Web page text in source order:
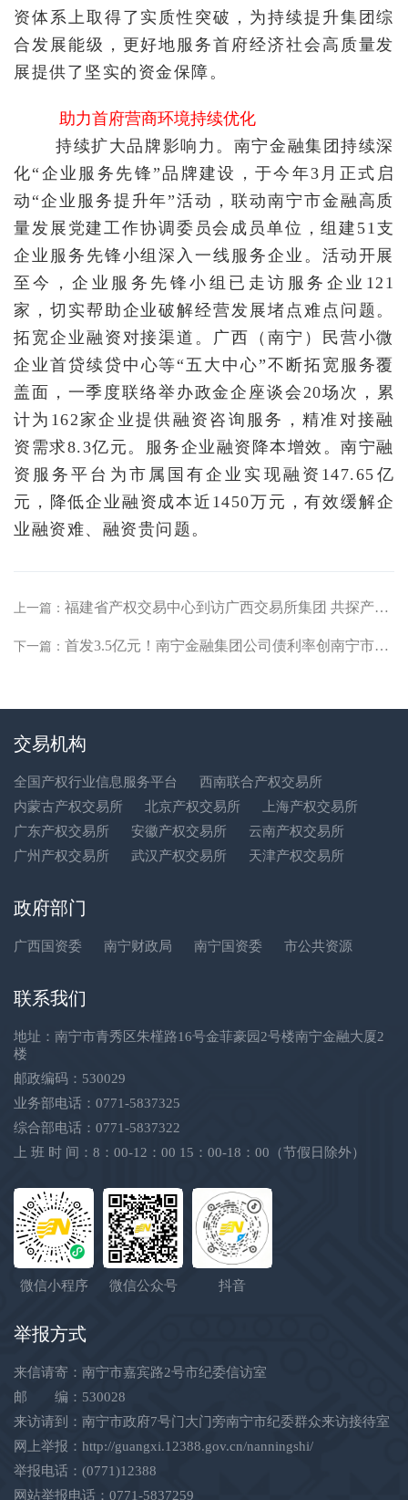
资体系上取得了实质性突破，为持续提升集团综
合发展能级，更好地服务首府经济社会高质量发
展提供了坚实的资金保障。
助力首府营商环境持续优化
持续扩大品牌影响力。南宁金融集团持续深
化“企业服务先锋”品牌建设，于今年3月正式启
动“企业服务提升年”活动，联动南宁市金融高质
量发展党建工作协调委员会成员单位，组建51支
企业服务先锋小组深入一线服务企业。活动开展
至今，企业服务先锋小组已走访服务企业121
家，切实帮助企业破解经营发展堵点难点问题。
拓宽企业融资对接渠道。广西（南宁）民营小微
企业首贷续贷中心等“五大中心”不断拓宽服务覆
盖面，一季度联络举办政金企座谈会20场次，累
计为162家企业提供融资咨询服务，精准对接融
资需求8.3亿元。服务企业融资降本增效。南宁融
资服务平台为市属国有企业实现融资147.65亿
元，降低企业融资成本近1450万元，有效缓解企
业融资难、融资贵问题。
上一篇： 福建省产权交易中心到访广西交易所集团 共探产权交易数字化转型新路径
下一篇： 首发3.5亿元！南宁金融集团公司债利率创南宁市属国企私募公司债利率历史新低
交易机构
全国产权行业信息服务平台
西南联合产权交易所
内蒙古产权交易所
北京产权交易所
上海产权交易所
广东产权交易所
安徽产权交易所
云南产权交易所
广州产权交易所
武汉产权交易所 天津产权交易所
政府部门
广西国资委 南宁财政局 南宁国资委 市公共资源
联系我们
地址：南宁市青秀区朱槿路16号金菲豪园2号楼南宁金融大厦2
楼
邮政编码：530029
业务部电话：0771-5837325
综合部电话：0771-5837322
上 班 时 间：8：00-12：00 15：00-18：00（节假日除外）
微信小程序 微信公众号 抖音
举报方式
来信请寄：南宁市嘉宾路2号市纪委信访室
邮 编：530028
来访请到：南宁市政府7号门大门旁南宁市纪委群众来访接待室
网上举报： http://guangxi.12388.gov.cn/nanningshi/
举报电话：(0771)12388
网站举报电话：0771-5837259